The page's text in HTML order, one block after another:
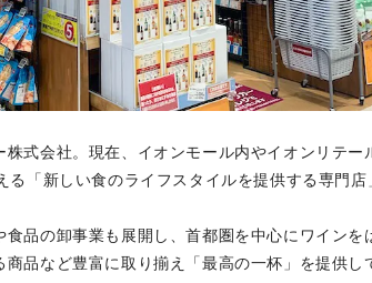
式会社。現在、イオンモール内やイオンリテー
「新しい食のライフスタイルを提供する専門店
品の卸事業も展開し、首都圏を中心にワインを
品など豊富に取り揃え「最高の一杯」を提供し